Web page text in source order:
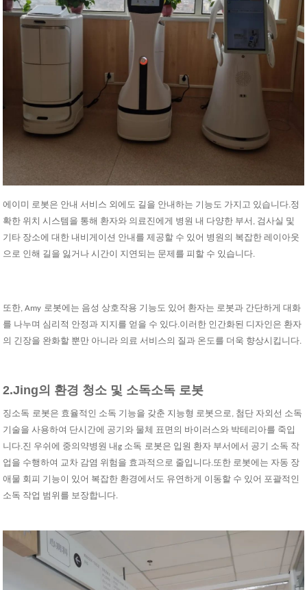
에이미 로봇은 안내 서비스 외에도 길을 안내하는 기능도 가지고 있습니다.정
확한 위치 시스템을 통해 환자와 의료진에게 병원 내 다양한 ​​부서, 검사실 및
기타 장소에 대한 내비게이션 안내를 제공할 수 있어 병원의 복잡한 레이아웃
으로 인해 길을 잃거나 시간이 지연되는 문제를 피할 수 있습니다.
또한, Amy 로봇에는 음성 상호작용 기능도 있어 환자는 로봇과 간단하게 대화
를 나누며 심리적 안정과 지지를 얻을 수 있다.이러한 인간화된 디자인은 환자
의 긴장을 완화할 뿐만 아니라 의료 서비스의 질과 온도를 더욱 향상시킵니다.
2.Jing의 환경 청소 및 소독소독 로봇
징 소독 로봇은 효율적인 소독 기능을 갖춘 지능형 로봇으로, 첨단 자외선 소독
기술을 사용하여 단시간에 공기와 물체 표면의 바이러스와 박테리아를 죽입
니다.진 우쉬에 중의약병원 내g 소독 로봇은 입원 환자 부서에서 공기 소독 작
업을 수행하여 교차 감염 위험을 효과적으로 줄입니다.또한 로봇에는 자동 장
애물 회피 기능이 있어 복잡한 환경에서도 유연하게 이동할 수 있어 포괄적인
소독 작업 범위를 보장합니다.